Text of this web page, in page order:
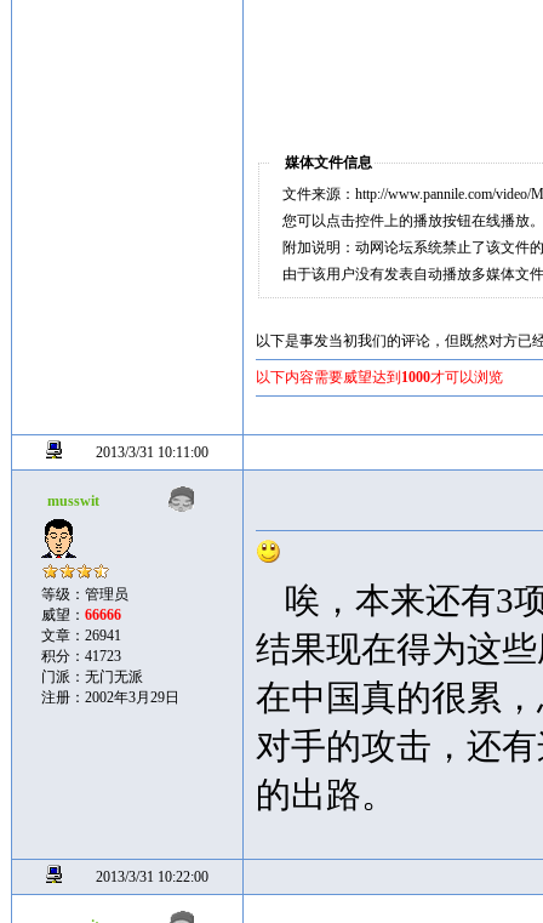
媒体文件信息
文件来源：http://www.pannile.com/video/
您可以点击控件上的播放按钮在线播放
附加说明：动网论坛系统禁止了该文件
由于该用户没有发表自动播放多媒体文
以下是事发当初我们的评论，但既然对方已
以下内容需要威望达到 1000才可以浏览
2013/3/31 10:11:00
musswit
等级：管理员
威望： 66666
文章：26941
积分：41723
门派：无门无派
注册：2002年3月29日
唉，本来还有3
结果现在得为这
在中国真的很累
对手的攻击，还
的出路。
2013/3/31 10:22:00